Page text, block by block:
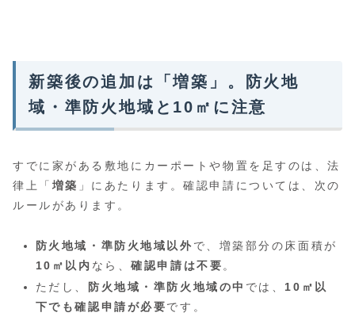
新築後の追加は「増築」。防火地
域・準防火地域と10㎡に注意
すでに家がある敷地にカーポートや物置を足すのは、法
律上「 増築 」にあたります。確認申請については、次の
ルールがあります。
防火地域・準防火地域以外で、増築部分の床面積が
10㎡以内 なら、確認申請は不要 。
ただし、
防火地域・準防火地域の中 では、 10㎡以
下でも確認申請が必要です。